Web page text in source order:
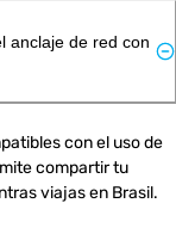
anclaje de red con
con el uso de
compartir tu
viajas en Brasil.